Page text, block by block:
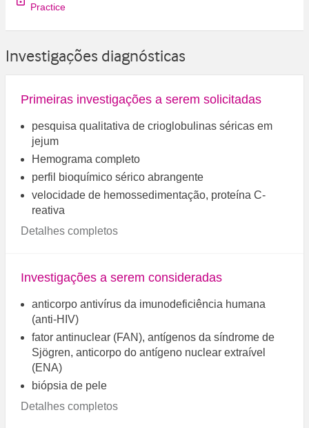
Practice
Investigações diagnósticas
Primeiras investigações a serem solicitadas
pesquisa qualitativa de crioglobulinas séricas em
jejum
Hemograma completo
perfil bioquímico sérico abrangente
velocidade de hemossedimentação, proteína C-
reativa
Detalhes completos
Investigações a serem consideradas
anticorpo antivírus da imunodeficiência humana
(anti-HIV)
fator antinuclear (FAN), antígenos da síndrome de
Sjögren, anticorpo do antígeno nuclear extraível
(ENA)
biópsia de pele
Detalhes completos